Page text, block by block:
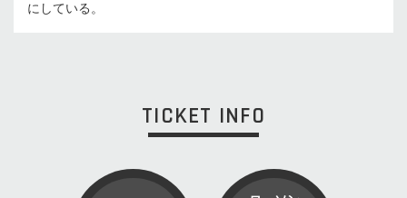
にしている。
TICKET INFO